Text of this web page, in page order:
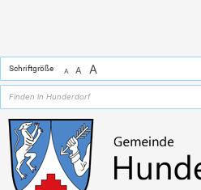
Schriftgröße A A A